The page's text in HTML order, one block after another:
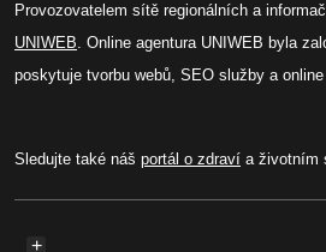
Provozovatelem sítě regionálních a
UNIWEB. Online agentura UNIWEB byla
poskytuje tvorbu webů, SEO služby a
Sledujte také náš portál o zdraví a životním
+